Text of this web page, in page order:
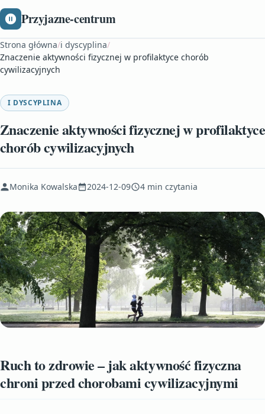
Przyjazne-centrum
Strona główna/i dyscyplina/
Znaczenie aktywności fizycznej w profilaktyce chorób
cywilizacyjnych
I DYSCYPLINA
Znaczenie aktywności fizycznej w profilaktyce
chorób cywilizacyjnych
Monika Kowalska 2024-12-09 4 min czytania
Ruch to zdrowie – jak aktywność fizyczna
chroni przed chorobami cywilizacyjnymi